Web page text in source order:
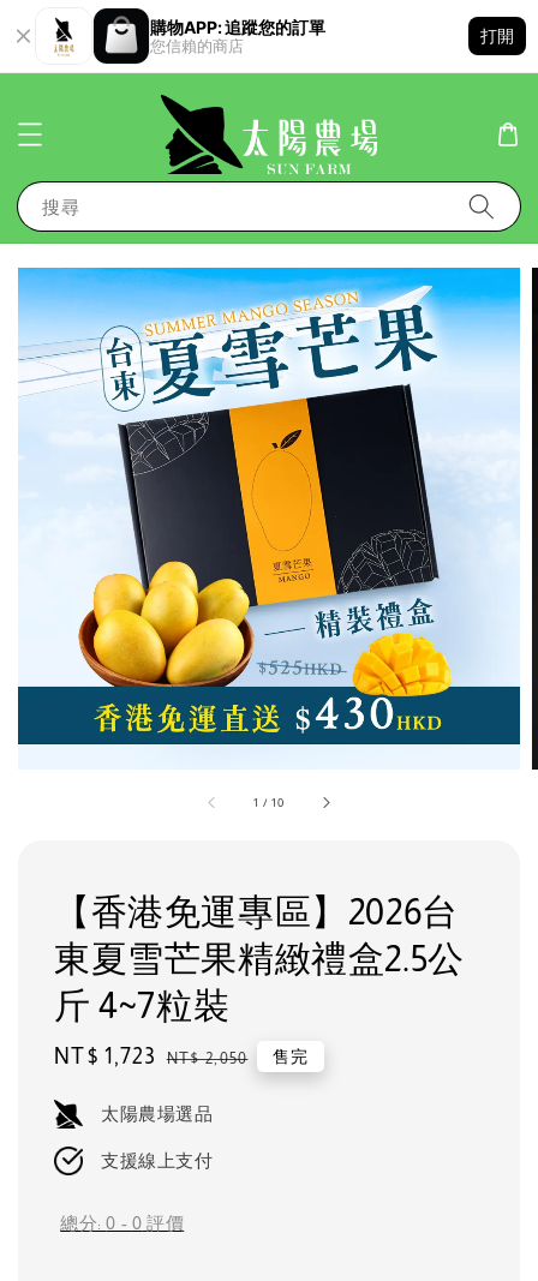
購物APP: 追蹤您的訂單
您信賴的商店
打開
搜尋
1 /10
【香港免運專區】2026台
東夏雪芒果精緻禮盒2.5公
斤 4~7粒裝
Sale
NT$ 1,723 Regular
NT$ 2,050 售完
太陽農場選品
支援線上支付
總分:0 - 0 評價